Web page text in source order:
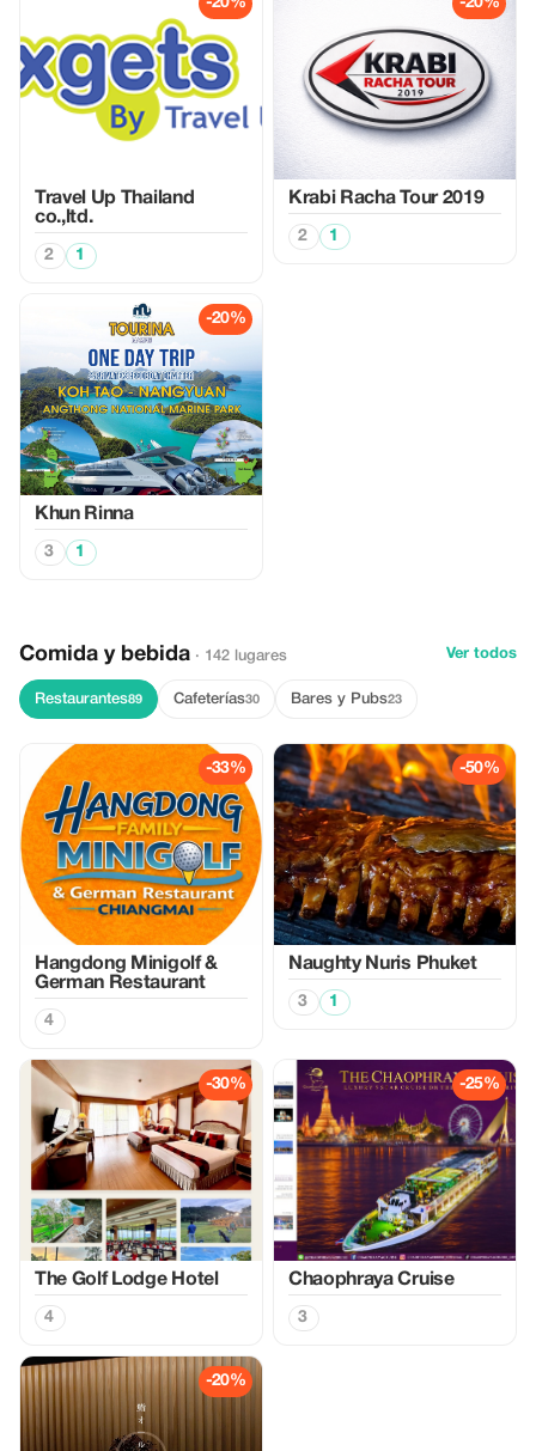
Travel Up Thailand
co.,ltd.
2 1
Krabi Racha Tour 2019
2 1
-20%
Khun Rinna
3 1
Comida y bebida · 142 lugares Ver todos
Restaurantes89 Cafeterías30 Bares y Pubs23
-33%
Hangdong Minigolf &
German Restaurant
4
-50%
Naughty Nuris Phuket
3 1
-30%
The Golf Lodge Hotel
4
-25%
Chaophraya Cruise
3
-20%